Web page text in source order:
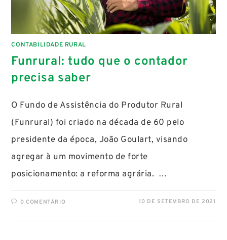
CONTABILIDADE RURAL
Funrural: tudo que o contador
precisa saber
O Fundo de Assistência do Produtor Rural
(Funrural) foi criado na década de 60 pelo
presidente da época, João Goulart, visando
agregar à um movimento de forte
posicionamento: a reforma agrária. …
0 COMENTÁRIO 10 DE SETEMBRO DE 2021